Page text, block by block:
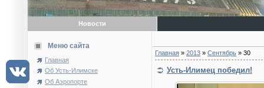
Новости
Меню сайта
Главная
Об Усть-Илимске
Об Аэропорте
Главная » 2013 » Сентябрь » 30
Усть-Илимец победил!